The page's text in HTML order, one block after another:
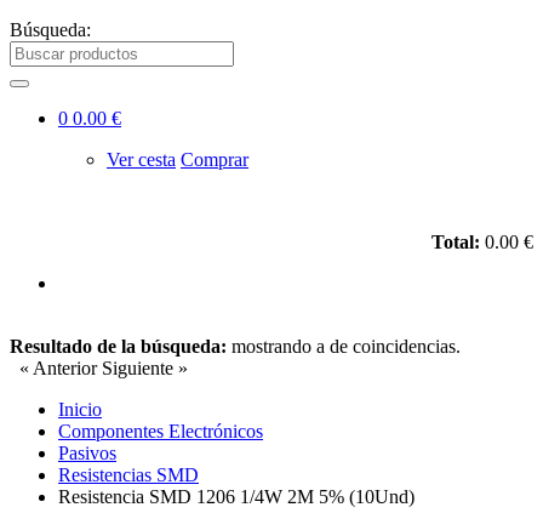
Búsqueda:
0 0.00 €
Ver cesta Comprar
Total: 0.00 €
Resultado de la búsqueda: mostrando a de coincidencias.
« Anterior Siguiente »
Inicio
Componentes Electrónicos
Pasivos
Resistencias SMD
Resistencia SMD 1206 1/4W 2M 5% (10Und)